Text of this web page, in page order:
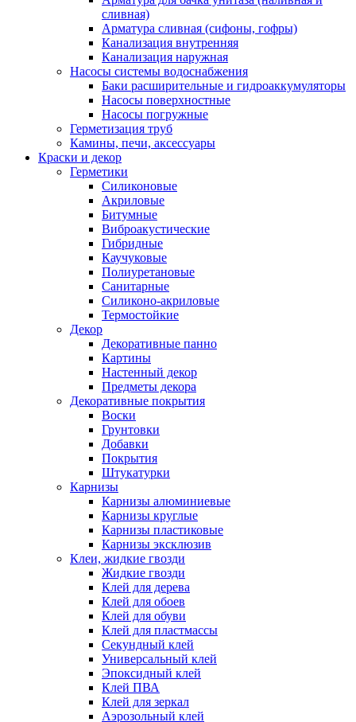
сливная)
Арматура сливная (сифоны, гофры)
Канализация внутренняя
Канализация наружная
Насосы системы водоснабжения
Баки расширительные и гидроаккумуляторы
Насосы поверхностные
Насосы погружные
Герметизация труб
Камины, печи, аксессуары
Краски и декор
Герметики
Силиконовые
Акриловые
Битумные
Виброакустические
Гибридные
Каучуковые
Полиуретановые
Санитарные
Силиконо-акриловые
Термостойкие
Декор
Декоративные панно
Картины
Настенный декор
Предметы декора
Декоративные покрытия
Воски
Грунтовки
Добавки
Покрытия
Штукатурки
Карнизы
Карнизы алюминиевые
Карнизы круглые
Карнизы пластиковые
Карнизы эксклюзив
Клеи, жидкие гвозди
Жидкие гвозди
Клей для дерева
Клей для обоев
Клей для обуви
Клей для пластмассы
Секундный клей
Универсальный клей
Эпоксидный клей
Клей ПВА
Клей для зеркал
Аэрозольный клей